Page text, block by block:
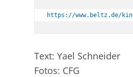
https://www.beltz.de/
Text: Yael Schneider
Fotos: CFG